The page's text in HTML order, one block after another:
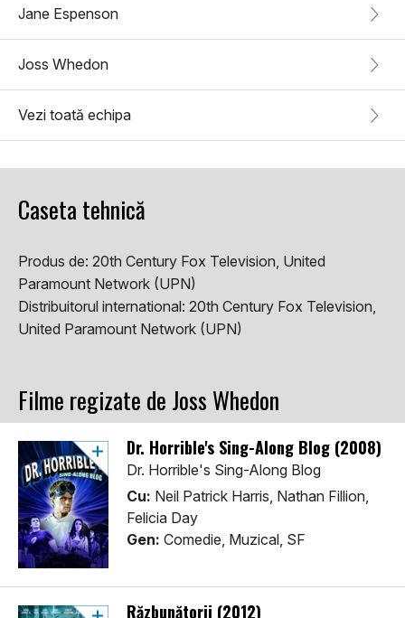
Jane Espenson
Joss Whedon
Vezi toată echipa
Caseta tehnică
Produs de: 20th Century Fox Television, United
Paramount Network (UPN)
Distribuitorul international: 20th Century Fox Television,
United Paramount Network (UPN)
Filme regizate de Joss Whedon
Dr. Horrible's Sing-Along Blog (2008)
Dr. Horrible's Sing-Along Blog
Cu: Neil Patrick Harris, Nathan Fillion,
Felicia Day
Gen: Comedie, Muzical, SF
Răzbunătorii (2012)